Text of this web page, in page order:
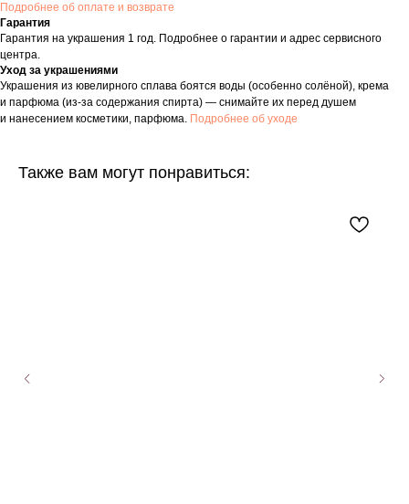
Подробнее об оплате и возврате
Гарантия
Гарантия на украшения 1 год. Подробнее о гарантии и адрес сервисного
центра.
Уход за украшениями
Украшения из ювелирного сплава боятся воды (особенно солёной), крема
и парфюма (из-за содержания спирта) — снимайте их перед душем
и нанесением косметики, парфюма. Подробнее об уходе
Также вам могут понравиться: